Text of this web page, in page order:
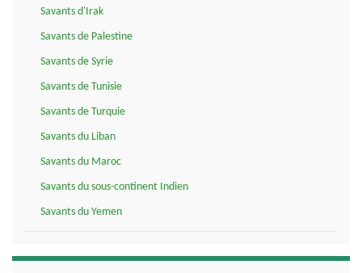
Savants d'Irak
Savants de Palestine
Savants de Syrie
Savants de Tunisie
Savants de Turquie
Savants du Liban
Savants du Maroc
Savants du sous-continent Indien
Savants du Yemen